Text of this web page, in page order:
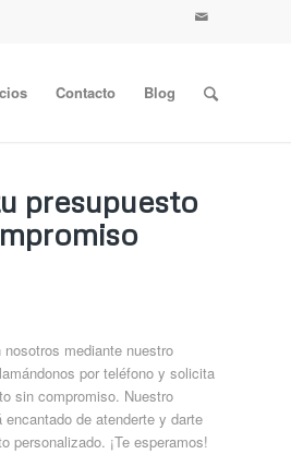
Contacto Blog
presupuesto
mediante nuestro
por teléfono y solicita
sin compromiso. Nuestro
encantado de atenderte y darte
personalizado. ¡Te esperamos!